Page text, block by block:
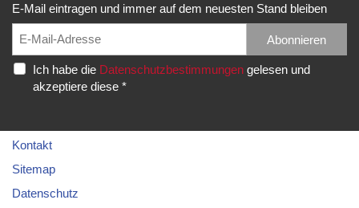
auf
Facebook
und
erhalte
die
auf
Twitter
und
erhalte
die
Eppelheim
Rudolf-
Diesel-
Str.
Eppelheim
unsere
Spielberichte,
etc.
E-Mail eintragen und immer auf dem neuesten Stand bleiben
Abonnieren
Ich habe die Datenschutzbestimmungengelesen und
akzeptiere diese *
Kontakt
Sitemap
Datenschutz